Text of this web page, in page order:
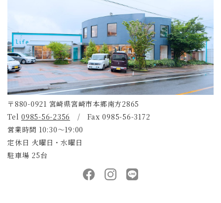
〒880-0921 宮崎県宮崎市本郷南方2865
Tel 0985-56-2356 / Fax 0985-56-3172
営業時間 10:30～19:00
定休日 火曜日・水曜日
駐車場 25台